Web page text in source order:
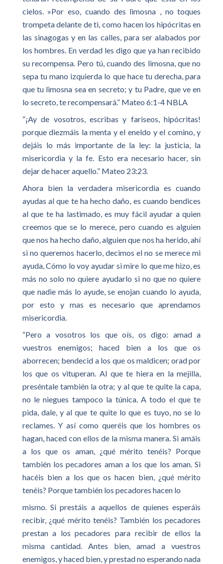
cielos. »Por eso, cuando des limosna , no toques
trompeta delante de ti, como hacen los hipócritas en
las sinagogas y en las calles, para ser alabados por
los hombres. En verdad les digo que ya han recibido
su recompensa. Pero tú, cuando des limosna, que no
sepa tu mano izquierda lo que hace tu derecha, para
que tu limosna sea en secreto; y tu Padre, que ve en
lo secreto, te recompensará.” Mateo 6:1-4 NBLA
“¡Ay de vosotros, escribas y fariseos, hipócritas!
porque diezmáis la menta y el eneldo y el comino, y
dejáis lo más importante de la ley: la justicia, la
misericordia y la fe. Esto era necesario hacer, sin
dejar de hacer aquello.” Mateo 23:23.
Ahora bien la verdadera misericordia es cuando
ayudas al que te ha hecho daño, es cuando bendices
al que te ha lastimado, es muy fácil ayudar a quien
creemos que se lo merece, pero cuando es alguien
que nos ha hecho daño, alguien que nos ha herido, ahí
si no queremos hacerlo, decimos el no se merece mi
ayuda, Cómo lo voy ayudar si mire lo que me hizo, es
más no solo no quiere ayudarlo si no que no quiere
que nadie más lo ayude, se enojan cuando lo ayuda,
por esto y mas es necesario que aprendamos
misericordia.
“Pero a vosotros los que oís, os digo: amad a
vuestros enemigos; haced bien a los que os
aborrecen; bendecid a los que os maldicen; orad por
los que os vituperan. Al que te hiera en la mejilla,
preséntale también la otra; y al que te quite la capa,
no le niegues tampoco la túnica. A todo el que te
pida, dale, y al que te quite lo que es tuyo, no se lo
reclames. Y así como queréis que los hombres os
hagan, haced con ellos de la misma manera. Si amáis
a los que os aman, ¿qué mérito tenéis? Porque
también los pecadores aman a los que los aman. Si
hacéis bien a los que os hacen bien, ¿qué mérito
tenéis? Porque también los pecadores hacen lo
mismo. Si prestáis a aquellos de quienes esperáis
recibir, ¿qué mérito tenéis? También los pecadores
prestan a los pecadores para recibir de ellos la
misma cantidad. Antes bien, amad a vuestros
enemigos, y haced bien, y prestad no esperando nada